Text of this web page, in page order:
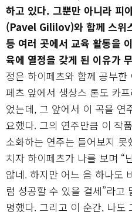
하고 있다. 그뿐만 아니라 피
(Pavel Gililov)와 함께 스위
등 여러 곳에서 교육 활동을
육에 열정을 갖게 된 이유가
정은 하이페츠와 함께 공부한
페츠 앞에서 생상스 론도 카
었는데, 그 앞에서 이 곡을 연
요했다. 그의 연주만큼 이 작
소화하는 연주는 들어보지
치자 하이페츠가 나를 보며 “
않네. 하지만 어느 음 하나도
럼 성공할 수 있을 걸세”라고
명했다. 그리고 이 순간, 나도